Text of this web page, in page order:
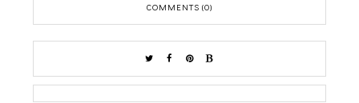
COMMENTS (0)